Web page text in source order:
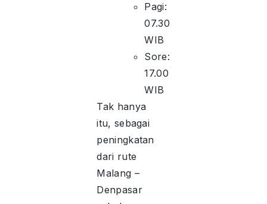
Pagi:
07.30
WIB
Sore:
17.00
WIB
Tak hanya
itu, sebagai
peningkatan
dari rute
Malang –
Denpasar